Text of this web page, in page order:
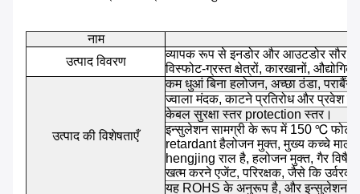
नाम
उत्पाद विवरण
व्यापक रूप से इनडोर और आउटडोर सौर
विस्फोट-ग्रस्त क्षेत्रों, कारखानों,
उत्पाद की विशेषताएँ
कम धुआं बिना हलोजन, अच्छा ठंडा,
ज्वाला मंदक, काटने प्रतिरोध और प्रवेश
केबल सुरक्षा स्तर protection स्तर।
इन्सुलेशन सामग्री के रूप में 150 ℃
retardant हैलोजन मुक्त, मुख्य कच्चे माल
hengjing राल है, हलोजन मुक्त, गैर
खत्म करने एजेंट, परिरक्षक, जैसे कि उर्वरक,
यह ROHS के अनुरूप है, और इन्सुलेशन